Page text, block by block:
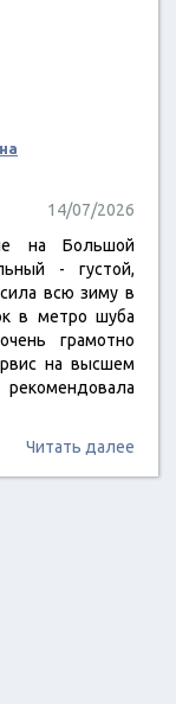
14/07/2026
на Большой
- густой,
всю зиму в
в метро шуба
грамотно
на высшем
Читать далее